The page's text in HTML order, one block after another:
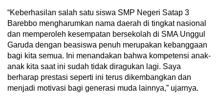
“Keberhasilan salah satu siswa SMP Negeri Satap 3
Barebbo mengharumkan nama daerah di tingkat nasional
dan memperoleh kesempatan bersekolah di SMA Unggul
Garuda dengan beasiswa penuh merupakan kebanggaan
bagi kita semua. Ini menandakan bahwa kompetensi anak-
anak kita saat ini sudah tidak diragukan lagi. Saya
berharap prestasi seperti ini terus dikembangkan dan
menjadi motivasi bagi generasi muda lainnya,” ujarnya.